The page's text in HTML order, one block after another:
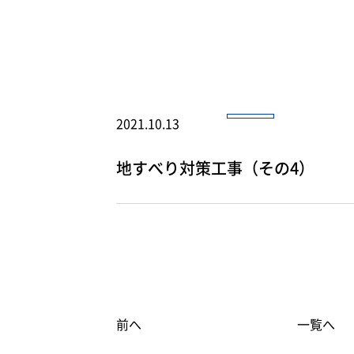
2021.10.13
地すべり対策工事（その4）
前へ 一覧へ